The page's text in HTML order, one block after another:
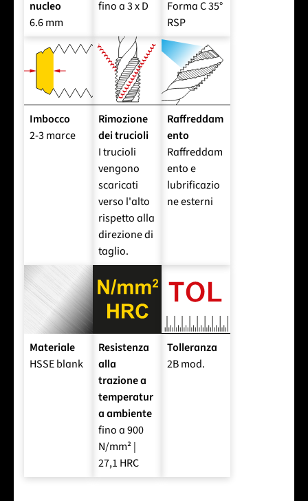
nucleo
6.6 mm
fino a 3 x D
Forma C 35°
RSP
Imbocco
2-3 marce
Rimozione
dei trucioli
I trucioli
vengono
scaricati
verso l'alto
rispetto alla
direzione di
taglio.
Raffreddam
ento
Raffreddam
ento e
lubrificazio
ne esterni
Materiale
HSSE blank
Resistenza
alla
trazione a
temperatur
a ambiente
fino a 900
N/mm² |
27,1 HRC
Tolleranza
2B mod.